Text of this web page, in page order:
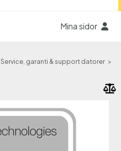
Mina sidor
Service, garanti & support datorer